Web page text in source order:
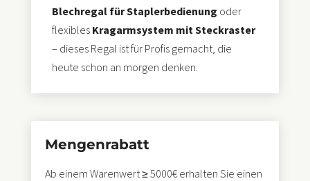
Blechregal für Staplerbedienung oder
flexibles Kragarmsystem mit Steckraster
– dieses Regal ist für Profis gemacht, die
heute schon an morgen denken.
Mengenrabatt
Ab einem Warenwert ≥ 5000€ erhalten Sie einen